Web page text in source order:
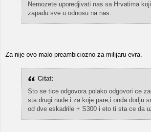
Nemozete uporedjivati nas sa Hrvatima
zapadu sve u odnosu na nas.
Za nije ovo malo preambiciozno za milijaru evra.
Citat:
Sto se tice odgovora polako odgovori ce
sta drugi nude i za koje pare,i onda dodju
od dve eskadrile + S300 i eto ti sta ce da